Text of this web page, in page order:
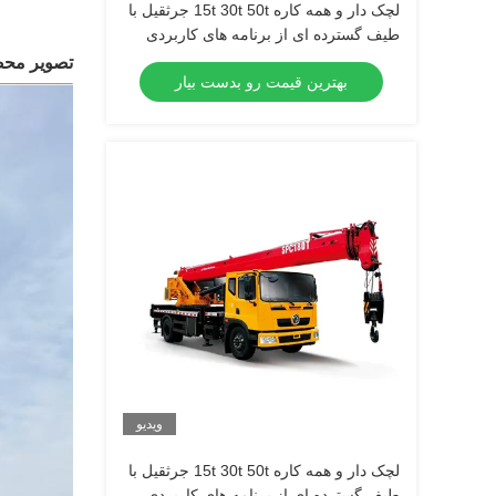
لچک دار و همه کاره 15t 30t 50t جرثقیل با
طیف گسترده ای از برنامه های کاربردی
برای صنایع مختلف
بهترین قیمت رو بدست بیار
ویدیو
لچک دار و همه کاره 15t 30t 50t جرثقیل با
تصویر